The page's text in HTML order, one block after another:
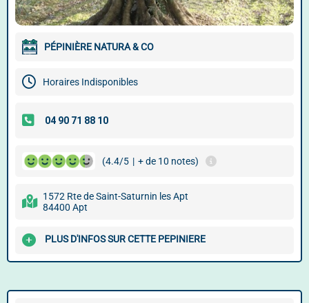
PÉPINIÈRE NATURA & CO
Horaires Indisponibles
(4.4/5 | + de 10 notes)
1572 Rte de Saint-Saturnin les Apt
84400 Apt
PLUS D'INFOS SUR CETTE PEPINIERE